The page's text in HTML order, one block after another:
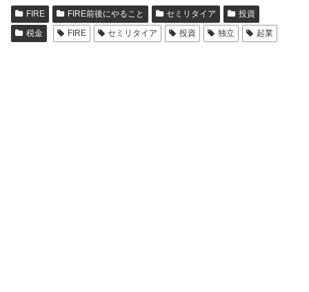
FIRE FIRE前後にやること セミリタイア
投資
税金
FIRE セミリタイア 投資 独立 起業